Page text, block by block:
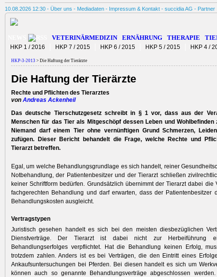
10.08.2026 12:30 - Über uns - Mediadaten - Impressum & Kontakt - succidia AG - Partner
VETERINÄRMEDIZIN ERNÄHRUNG THERAPIE
HKP 1 / 2016 HKP 7 / 2015 HKP 6 / 2015 HKP 5 / 2015 HKP 4 /
HKP-3-2013 > Die Haftung der Tierärzte
Die Haftung der Tierärzte
Rechte und Pflichten des Tierarztes
von Andreas Ackenheil
Das deutsche Tierschutzgesetz schreibt in § 1 vor, dass aus der
Menschen für das Tier als Mitgeschöpf dessen Leben und Wohlbefinden
Niemand darf einem Tier ohne vernünftigen Grund Schmerzen,
zufügen. Dieser Bericht behandelt die Frage, welche Rechte und
Tierarzt betreffen.
Egal, um welche Behandlungsgrundlage es sich handelt, reiner
Notbehandlung, der Patientenbe­sitzer und der Tierarzt schließen
keiner Schriftform bedürfen. Grundsätzlich übernimmt der Tierarzt dabei die
fachgerechten Behandlung und darf erwarten, dass der Patientenbesitzer
Behandlungskosten ausgleicht.
Vertragstypen
Juristisch gesehen handelt es sich bei den meisten diesbezüglichen
Dienstverträge. Der Tierarzt ist dabei nicht zur Herbeiführung
Behandlungserfolges verpflichtet. Hat die Behandlung keinen Erfolg,
trotzdem zahlen. Anders ist es bei Verträgen, die den Eintritt eines
Ankaufsuntersuchungen bei Pferden. Bei diesen handelt es sich um
können auch so ­genannte Behandlungsverträge abgeschlossen